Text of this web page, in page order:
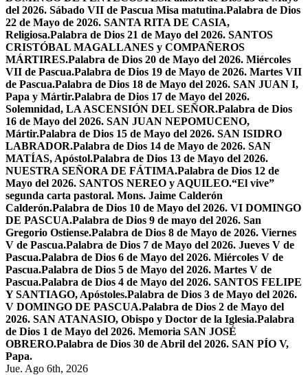
del 2026. Sábado VII de Pascua Misa matutina.Palabra de Dios
22 de Mayo de 2026. SANTA RITA DE CASIA,
Religiosa.Palabra de Dios 21 de Mayo del 2026. SANTOS
CRISTÓBAL MAGALLANES y COMPAÑEROS
MÁRTIRES.Palabra de Dios 20 de Mayo del 2026. Miércoles
VII de Pascua.Palabra de Dios 19 de Mayo de 2026. Martes VII
de Pascua.Palabra de Dios 18 de Mayo del 2026. SAN JUAN I,
Papa y Mártir.Palabra de Dios 17 de Mayo del 2026.
Solemnidad, LA ASCENSIÓN DEL SEÑOR.Palabra de Dios
16 de Mayo del 2026. SAN JUAN NEPOMUCENO,
Mártir.Palabra de Dios 15 de Mayo del 2026. SAN ISIDRO
LABRADOR.Palabra de Dios 14 de Mayo de 2026. SAN
MATÍAS, Apóstol.Palabra de Dios 13 de Mayo del 2026.
NUESTRA SEÑORA DE FÁTIMA.Palabra de Dios 12 de
Mayo del 2026. SANTOS NEREO y AQUILEO.“El vive”
segunda carta pastoral. Mons. Jaime Calderón
Calderón.Palabra de Dios 10 de Mayo del 2026. VI DOMINGO
DE PASCUA.Palabra de Dios 9 de mayo del 2026. San
Gregorio Ostiense.Palabra de Dios 8 de Mayo de 2026. Viernes
V de Pascua.Palabra de Dios 7 de Mayo del 2026. Jueves V de
Pascua.Palabra de Dios 6 de Mayo del 2026. Miércoles V de
Pascua.Palabra de Dios 5 de Mayo del 2026. Martes V de
Pascua.Palabra de Dios 4 de Mayo del 2026. SANTOS FELIPE
Y SANTIAGO, Apóstoles.Palabra de Dios 3 de Mayo del 2026.
V DOMINGO DE PASCUA.Palabra de Dios 2 de Mayo del
2026. SAN ATANASIO, Obispo y Doctor de la Iglesia.Palabra
de Dios 1 de Mayo del 2026. Memoria SAN JOSÉ
OBRERO.Palabra de Dios 30 de Abril del 2026. SAN PÍO V,
Papa.
Jue. Ago 6th, 2026